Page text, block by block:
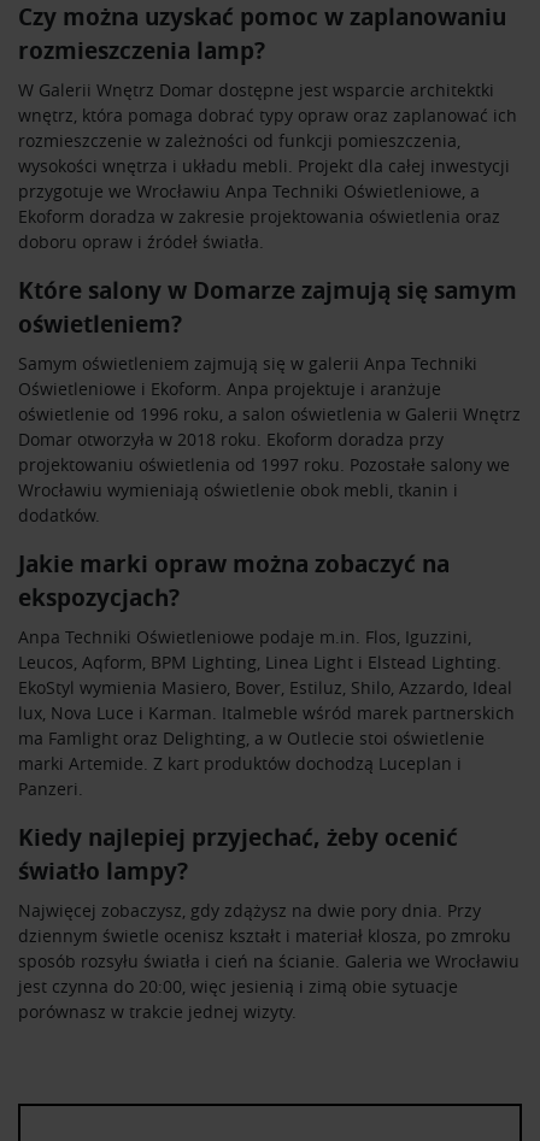
Czy można uzyskać pomoc w zaplanowaniu
rozmieszczenia lamp?
W Galerii Wnętrz Domar dostępne jest wsparcie architektki
wnętrz, która pomaga dobrać typy opraw oraz zaplanować ich
rozmieszczenie w zależności od funkcji pomieszczenia,
wysokości wnętrza i układu mebli. Projekt dla całej inwestycji
przygotuje we Wrocławiu Anpa Techniki Oświetleniowe, a
Ekoform doradza w zakresie projektowania oświetlenia oraz
doboru opraw i źródeł światła.
Które salony w Domarze zajmują się samym
oświetleniem?
Samym oświetleniem zajmują się w galerii Anpa Techniki
Oświetleniowe i Ekoform. Anpa projektuje i aranżuje
oświetlenie od 1996 roku, a salon oświetlenia w Galerii Wnętrz
Domar otworzyła w 2018 roku. Ekoform doradza przy
projektowaniu oświetlenia od 1997 roku. Pozostałe salony we
Wrocławiu wymieniają oświetlenie obok mebli, tkanin i
dodatków.
Jakie marki opraw można zobaczyć na
ekspozycjach?
Anpa Techniki Oświetleniowe podaje m.in. Flos, Iguzzini,
Leucos, Aqform, BPM Lighting, Linea Light i Elstead Lighting.
EkoStyl wymienia Masiero, Bover, Estiluz, Shilo, Azzardo, Ideal
lux, Nova Luce i Karman. Italmeble wśród marek partnerskich
ma Famlight oraz Delighting, a w Outlecie stoi oświetlenie
marki Artemide. Z kart produktów dochodzą Luceplan i
Panzeri.
Kiedy najlepiej przyjechać, żeby ocenić
światło lampy?
Najwięcej zobaczysz, gdy zdążysz na dwie pory dnia. Przy
dziennym świetle ocenisz kształt i materiał klosza, po zmroku
sposób rozsyłu światła i cień na ścianie. Galeria we Wrocławiu
jest czynna do 20:00, więc jesienią i zimą obie sytuacje
porównasz w trakcie jednej wizyty.